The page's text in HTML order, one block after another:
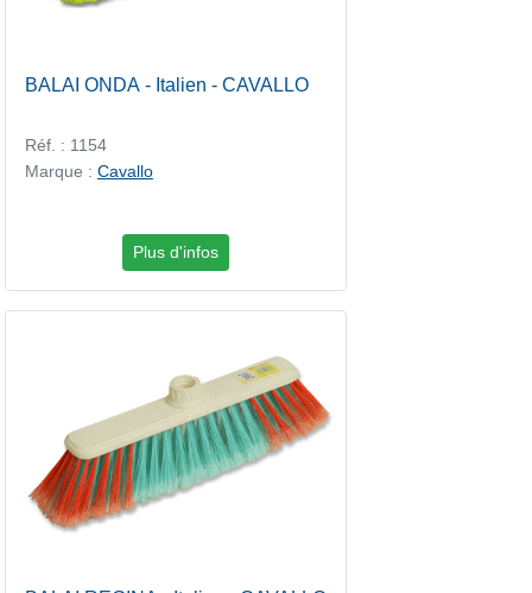
BALAI ONDA - Italien - CAVALLO
Réf. : 1154
Marque : Cavallo
Plus d'infos